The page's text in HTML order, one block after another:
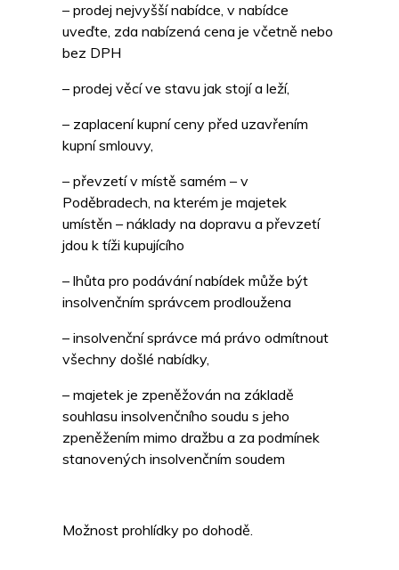
– prodej nejvyšší nabídce, v nabídce
uveďte, zda nabízená cena je včetně nebo
bez DPH
– prodej věcí ve stavu jak stojí a leží,
– zaplacení kupní ceny před uzavřením
kupní smlouvy,
– převzetí v místě samém – v
Poděbradech, na kterém je majetek
umístěn – náklady na dopravu a převzetí
jdou k tíži kupujícího
– lhůta pro podávání nabídek může být
insolvenčním správcem prodloužena
– insolvenční správce má právo odmítnout
všechny došlé nabídky,
– majetek je zpeněžován na základě
souhlasu insolvenčního soudu s jeho
zpeněžením mimo dražbu a za podmínek
stanovených insolvenčním soudem
Možnost prohlídky po dohodě.